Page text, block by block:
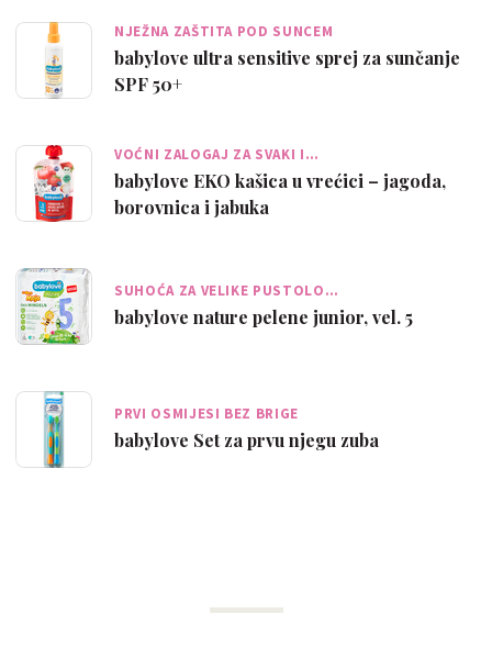
NJEŽNA ZAŠTITA POD SUNCEM
babylove ultra sensitive sprej za sunčanje
SPF 50+
VOĆNI ZALOGAJ ZA SVAKI I…
babylove EKO kašica u vrećici – jagoda,
borovnica i jabuka
SUHOĆA ZA VELIKE PUSTOLO…
babylove nature pelene junior, vel. 5
PRVI OSMIJESI BEZ BRIGE
babylove Set za prvu njegu zuba